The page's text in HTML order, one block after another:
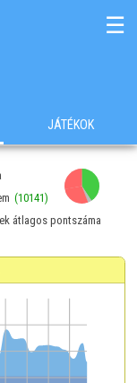
☰
JÁTÉKOK
(10141)
átlagos pontszáma